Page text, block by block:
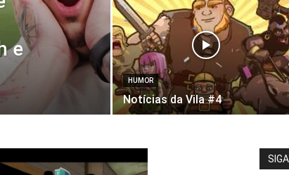
e
HUMOR
Notícias da Vila #4